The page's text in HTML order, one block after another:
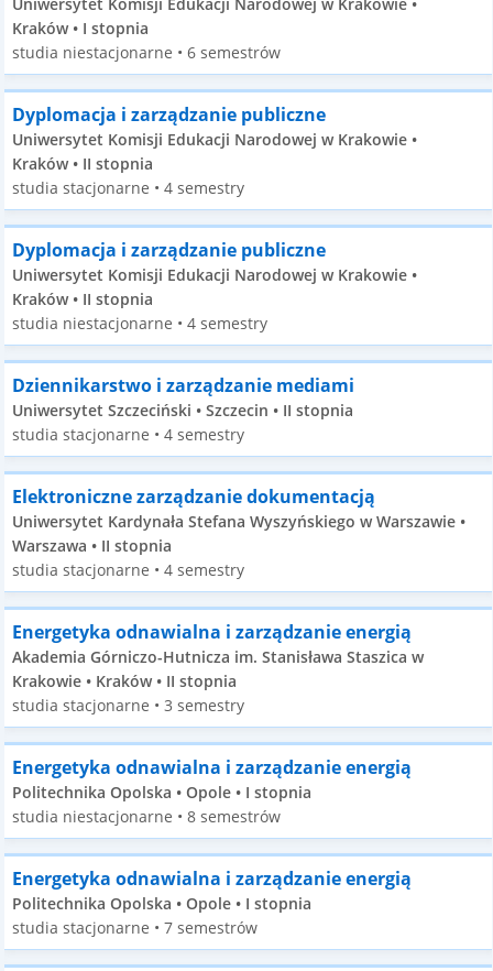
Kraków • I stopnia
studia niestacjonarne • 6 semestrów
Dyplomacja i zarządzanie publiczne
Uniwersytet Komisji Edukacji Narodowej w Krakowie •
Kraków • II stopnia
studia stacjonarne • 4 semestry
Dyplomacja i zarządzanie publiczne
Uniwersytet Komisji Edukacji Narodowej w Krakowie •
Kraków • II stopnia
studia niestacjonarne • 4 semestry
Dziennikarstwo i zarządzanie mediami
Uniwersytet Szczeciński • Szczecin • II stopnia
studia stacjonarne • 4 semestry
Elektroniczne zarządzanie dokumentacją
Uniwersytet Kardynała Stefana Wyszyńskiego w Warszawie •
Warszawa • II stopnia
studia stacjonarne • 4 semestry
Energetyka odnawialna i zarządzanie energią
Akademia Górniczo-Hutnicza im. Stanisława Staszica w
Krakowie • Kraków • II stopnia
studia stacjonarne • 3 semestry
Energetyka odnawialna i zarządzanie energią
Politechnika Opolska • Opole • I stopnia
studia niestacjonarne • 8 semestrów
Energetyka odnawialna i zarządzanie energią
Politechnika Opolska • Opole • I stopnia
studia stacjonarne • 7 semestrów